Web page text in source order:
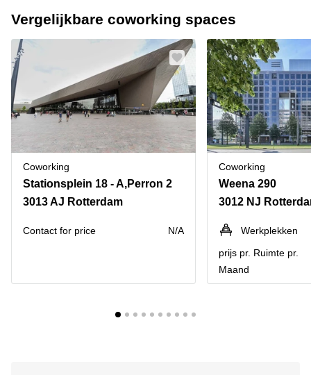
Vergelijkbare coworking spaces
Coworking
Stationsplein 18 - A,Perron 2
3013 AJ Rotterdam
Contact for price N/A
Coworking
Weena 290
3012 NJ
Werkplekken
prijs pr. Ruimte pr.
Maand